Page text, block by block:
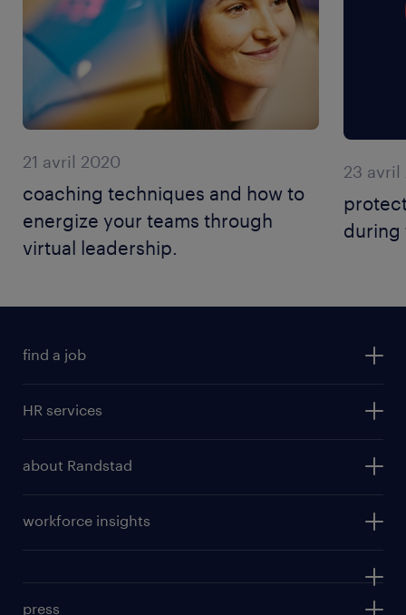
21 avril 2020
coaching techniques and how to
energize your teams through
virtual leadership.
23 avril
during
find a job
finance & accounting
HR services
inhouse
about Randstad
workforce insights
press